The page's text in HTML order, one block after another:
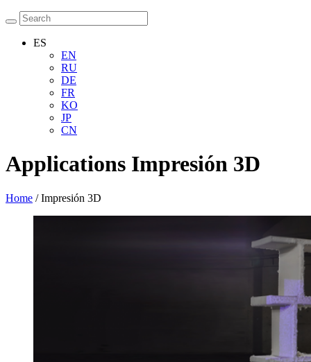
ES
EN
RU
DE
FR
KO
JP
CN
Applications Impresión 3D
Home /Impresión 3D